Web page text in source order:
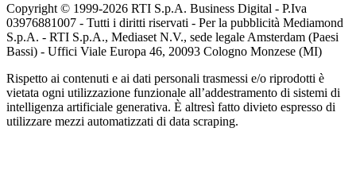
Copyright © 1999-2026 RTI S.p.A. Business Digital - P.Iva
03976881007 - Tutti i diritti riservati - Per la pubblicità Mediamond
S.p.A. - RTI S.p.A., Mediaset N.V., sede legale Amsterdam (Paesi
Bassi) - Uffici Viale Europa 46, 20093 Cologno Monzese (MI)
Rispetto ai contenuti e ai dati personali trasmessi e/o riprodotti è
vietata ogni utilizzazione funzionale all’addestramento di sistemi di
intelligenza artificiale generativa. È altresì fatto divieto espresso di
utilizzare mezzi automatizzati di data scraping.